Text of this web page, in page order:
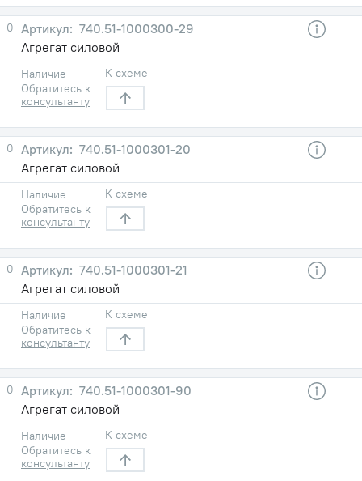
0
740.51-1000300-29
Агрегат силовой
Наличие
Обратитесь к
консультанту
К схеме
0
740.51-1000301-20
Агрегат силовой
Наличие
Обратитесь к
консультанту
К схеме
0
740.51-1000301-21
Агрегат силовой
Наличие
Обратитесь к
консультанту
К схеме
0
740.51-1000301-90
Агрегат силовой
Наличие
Обратитесь к
консультанту
К схеме